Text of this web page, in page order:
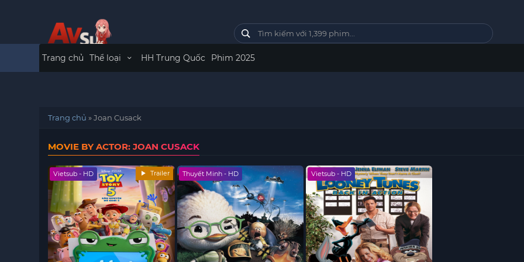
Trang chủ Thể loại HH Trung Quốc Phim 2025
Trang chủ »Joan Cusack
MOVIE BY ACTOR: JOAN CUSACK
Vietsub - HD Trailer Thuyết Minh - HD Vietsub - HD